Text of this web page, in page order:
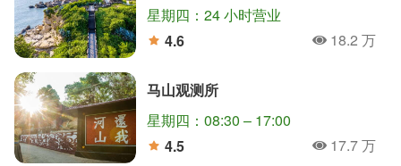
星期四：24 小时营业
4.6
人氣18.2 万
马山观测所
星期四：08:30 – 17:00
4.5
人氣17.7 万